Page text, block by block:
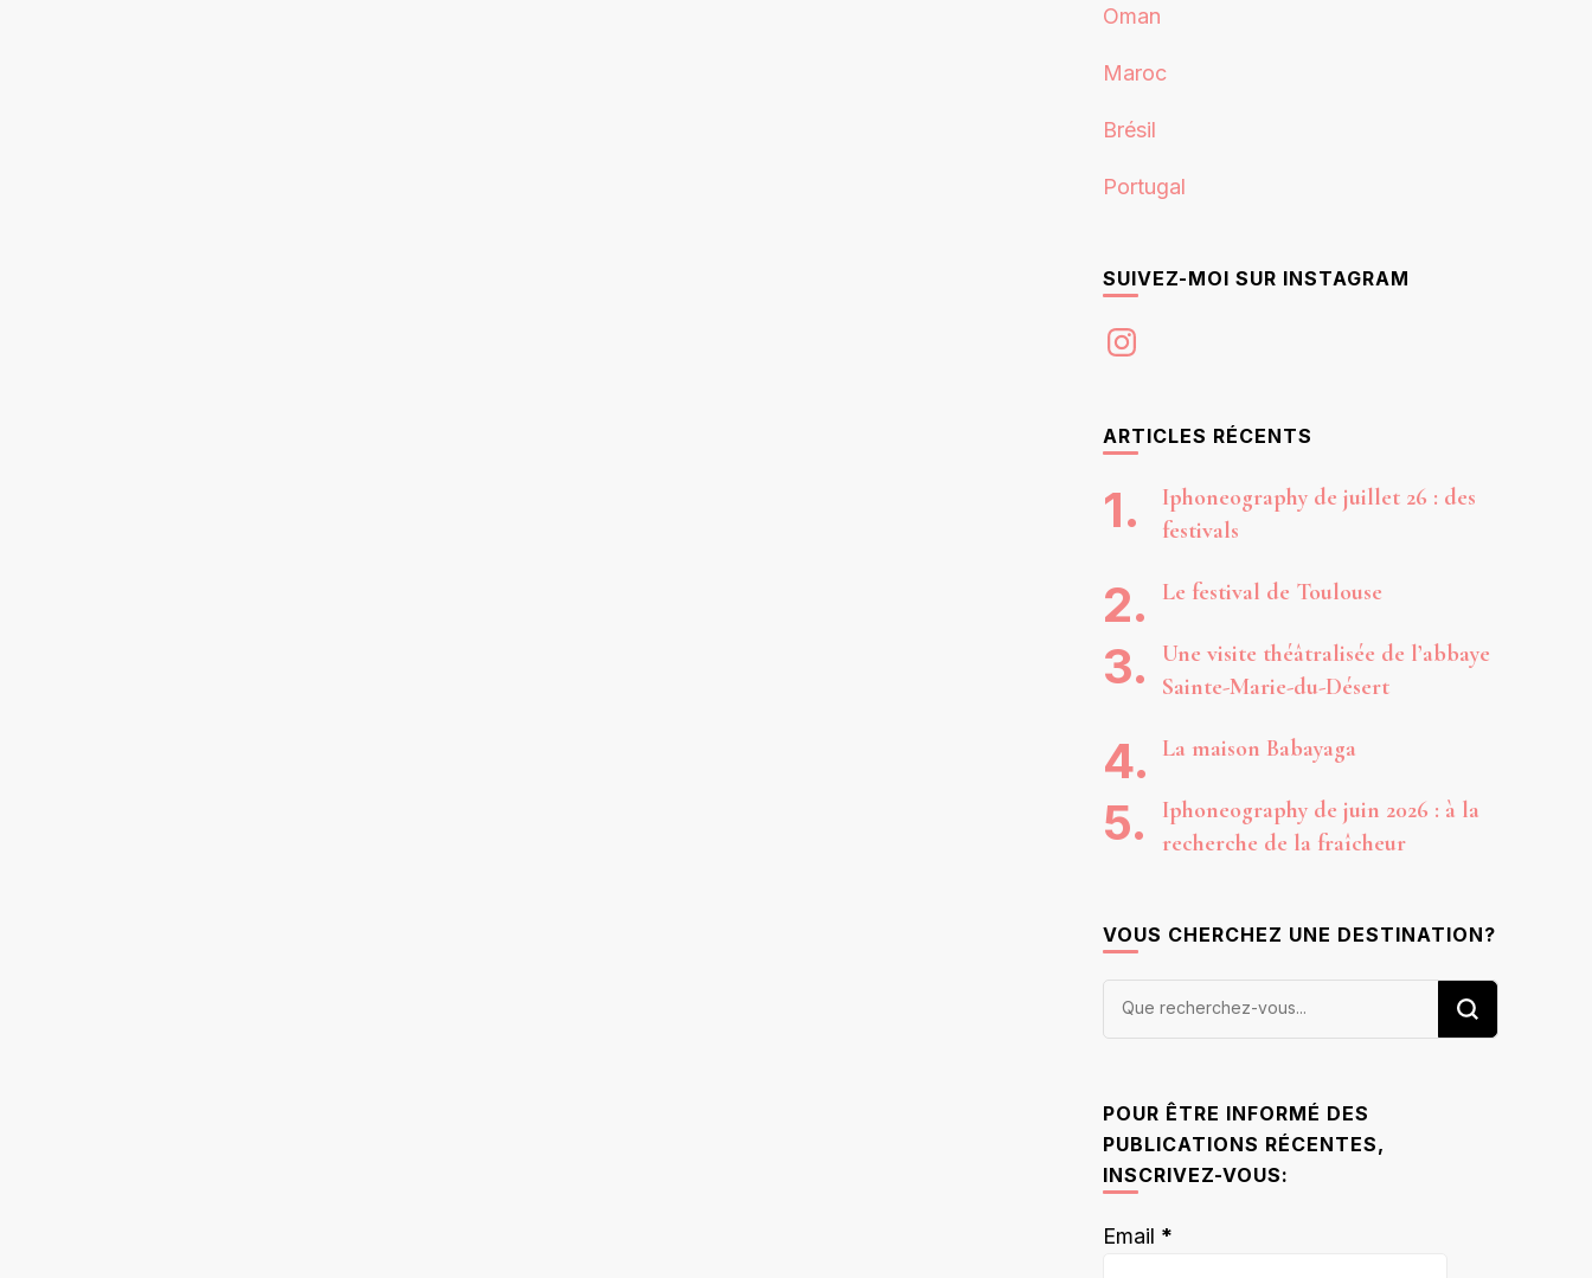
Oman
Maroc
Brésil
Portugal
SUIVEZ-MOI SUR INSTAGRAM
Instagram
ARTICLES RÉCENTS
Iphoneography de juillet 26 : des
festivals
Le festival de Toulouse
Une visite théâtralisée de l’abbaye
Sainte-Marie-du-Désert
La maison Babayaga
Iphoneography de juin 2026 : à la
recherche de la fraîcheur
VOUS CHERCHEZ UNE DESTINATION?
Vous
POUR ÊTRE INFORMÉ DES
PUBLICATIONS RÉCENTES,
INSCRIVEZ-VOUS:
Email *